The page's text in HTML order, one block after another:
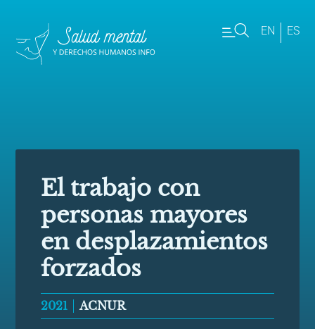
EN ES
El trabajo con
personas mayores
en desplazamientos
forzados
2021 ACNUR